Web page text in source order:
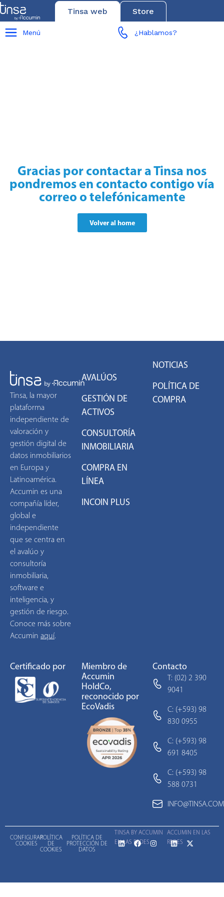
Tinsa web Store
Menú ¿Hablamos?
Gracias por contactar a Tinsa nos
pondremos en contacto contigo vía
correo o telefónicamente
Volver al home
Tinsa, la mayor
plataforma
independiente de
valoración y
gestión digital de
datos inmobiliarios
en Europa y
Latinoamérica.
Accumin es una
compañía líder,
global e
independiente
que se centra en
el avalúo y
consultoría
inmobiliaria,
software e
inteligencia, y
gestión de riesgo.
Conoce más sobre
Accumin aquí.
AVALÚOS
GESTIÓN DE
ACTIVOS
CONSULTORÍA
INMOBILIARIA
COMPRA EN
LÍNEA
INCOIN PLUS
NOTICIAS
POLÍTICA DE
COMPRA
Certificado por
Miembro de
Accumin
HoldCo,
reconocido por
EcoVadis
Contacto
T: (02) 2 390
9041
C: (+593) 98
830 0955
C: (+593) 98
691 8405
C: (+593) 98
588 0731
CONFIGURAR
COOKIES
POLÍTICA
DE
COOKIES
POLÍTICA DE
PROTECCIÓN DE
DATOS
TINSA BY ACCUMIN
EN LAS REDES
ACCUMIN EN LAS
REDES